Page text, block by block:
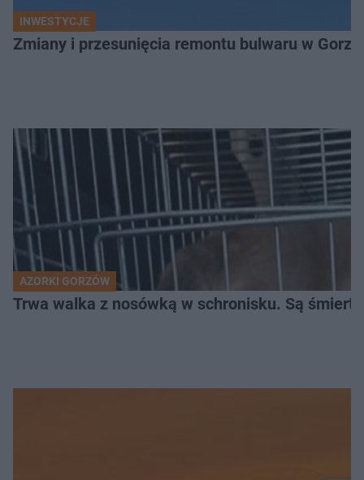
INWESTYCJE
Zmiany i przesunięcia remontu bulwaru w
AZORKI GORZÓW
Trwa walka z nosówką w schronisku. Są